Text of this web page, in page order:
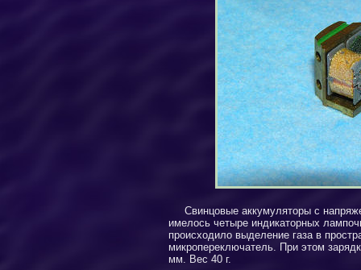
Свинцовые аккумуляторы с
имелось четыре индикаторных
происходило выделение газа в
микропереключатель. При этом
мм. Вес 40 г.